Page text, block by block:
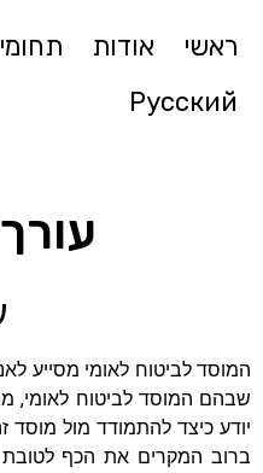
ראשי אודות
Русский
המוסד לביטוח לאומי מסייע
שבהם המוסד לביטוח לאומי,
יודע כיצד להתמודד מול מוסד
ברוב המקרים את הכף לטובת